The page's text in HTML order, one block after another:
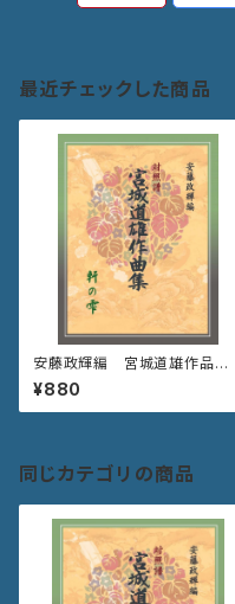
最近チェックした商品
安藤政輝編 宮城道雄作品集
《軒の雫》
¥880
同じカテゴリの商品